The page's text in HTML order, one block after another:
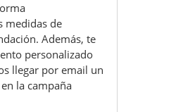
medidas de
Además, te
personalizado
llegar por email un
la campaña